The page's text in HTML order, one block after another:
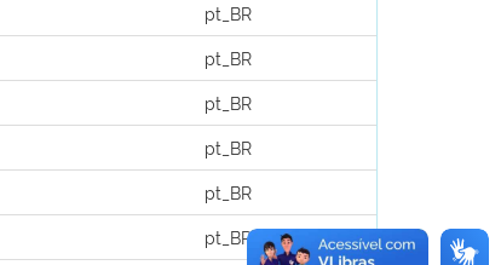
pt_BR
pt_BR
pt_BR
pt_BR
pt_BR
pt_BR